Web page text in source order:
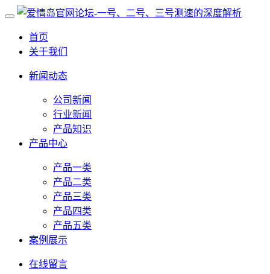
首页
关于我们
新闻动态
公司新闻
行业新闻
产品知识
产品中心
产品一类
产品二类
产品三类
产品四类
产品五类
案例展示
在线留言